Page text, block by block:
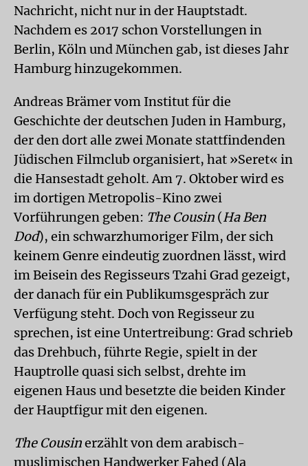
Nachricht, nicht nur in der Hauptstadt.
Nachdem es 2017 schon Vorstellungen in
Berlin, Köln und München gab, ist dieses Jahr
Hamburg hinzugekommen.
Andreas Brämer vom Institut für die
Geschichte der deutschen Juden in Hamburg,
der den dort alle zwei Monate stattfindenden
Jüdischen Filmclub organisiert, hat »Seret« in
die Hansestadt geholt. Am 7. Oktober wird es
im dortigen Metropolis-Kino zwei
Vorführungen geben: The Cousin (Ha Ben
Dod), ein schwarzhumoriger Film, der sich
keinem Genre eindeutig zuordnen lässt, wird
im Beisein des Regisseurs Tzahi Grad gezeigt,
der danach für ein Publikumsgespräch zur
Verfügung steht. Doch von Regisseur zu
sprechen, ist eine Untertreibung: Grad schrieb
das Drehbuch, führte Regie, spielt in der
Hauptrolle quasi sich selbst, drehte im
eigenen Haus und besetzte die beiden Kinder
der Hauptfigur mit den eigenen.
The Cousinerzählt von dem arabisch-
muslimischen Handwerker Fahed (Ala